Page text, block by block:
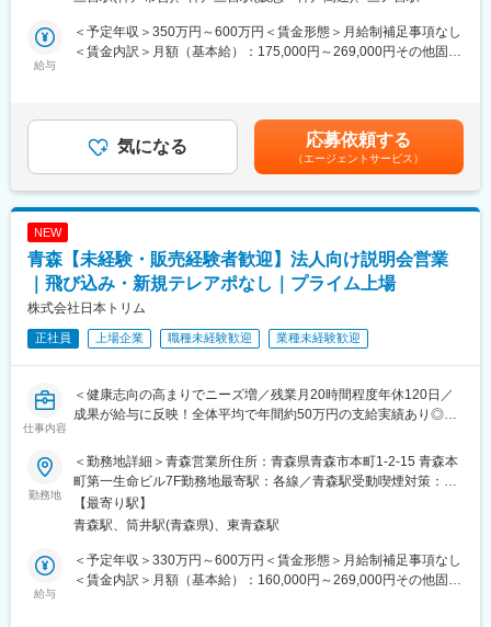
ル対応も活用。
・受注後は仕様調整や納期管理などプロジェクト運営も担当しま
・入社後は本社で約1ヶ月の集中研修（ホテル滞在）→1～2ヶ月
の同行期間を経て3ヶ月後に独り立ち！
■働きかた：
・年数回の本社出張程度。(※研修)
・目標は粗利ベースで、達成に応じたインセンティブ支給実績あ
り！
・キャリアは営業→所長・部門長・企画職等さまざま。現場での
変更の範囲：会社の定める業務
新規飛び込みや無作為なテレアポではなく、代理店からの紹介先
やお問い合わせのあった法人様が中心です。
入社後は専任トレーナーがつき、商品知識・説明トーク・商談の
【求人ポイント◎】
■未経験の方も歓迎です。異業種・営業未経験から入社された方も
■固定給に加え、販売実績に応じたインセンティブ制度がありま
す。
全体平均で年間約50万円の支給実績があり、成果に応じてさらに
入社後すぐに数字を任せるのではなく、研修・同行を経て段階的
はありますが意向に沿います。)
■入社を決めた理由
（1）社会貢献できる・お客様に喜んで頂ける
（2）安定性・信頼性
（3）面接官・人
（1）人間関係が良い、先輩が親切
（2）社会貢献できる、客様に喜んで頂ける・応援頂ける
給与
＜予定年収＞350万円～600万円＜賃金形態＞月給制補足事項なし
＜賃金内訳＞月額（基本給）：175,000円～269,000円その他固定
＞有＜残業手当＞有＜給与補足＞■固定給に加え、販売実績に応じ
たインセンティブ制度があります。■昇給年１回■賞与：年2回（7
月・12月）基本給の3ヶ月分程度を想定賃金はあくまでも目安の
金額であり、選考を通じて上下する可能性があります。月給(月額)
は固定手当を含めた表記です。
気になる 応募依頼する
（エージェントサービス）
NEW
青森【未経験・販売経験者歓迎】法人向け説明会営業
｜飛び込み・新規テレアポなし｜プライム上場
株式会社日本トリム
正社員 上場企業 職種未経験歓迎 業種未経験歓迎
仕事内容
＜健康志向の高まりでニーズ増／残業月20時間程度年休120日／
成果が給与に反映！全体平均で年間約50万円の支給実績あり◎＞
【仕事の内容】
当社は、東証プライム上場の電解水素水整水器メーカーです。
今回募集するのは、法人企業の従業員様向けに製品説明会・体験
会を行う営業職です。
新規飛び込みや無作為なテレアポではなく、代理店からの紹介先
やお問い合わせのあった法人様が中心です。
入社後は専任トレーナーがつき、商品知識・説明トーク・商談の
勤務地
＜勤務地詳細＞青森営業所住所：青森県青森市本町1-2-15 青森本
町第一生命ビル7F勤務地最寄駅：各線／青森駅受動喫煙対策：屋
内全面禁煙変更の範囲：会社の定める事業所
【最寄り駅】
青森駅、筒井駅(青森県)、東青森駅
給与
＜予定年収＞330万円～600万円＜賃金形態＞月給制補足事項なし
＜賃金内訳＞月額（基本給）：160,000円～269,000円その他固定